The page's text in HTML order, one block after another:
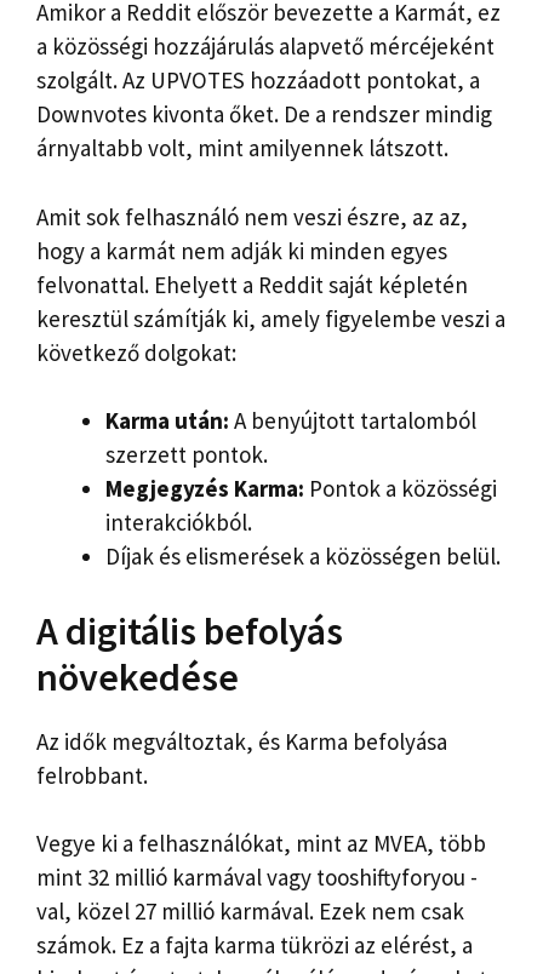
Amikor a Reddit először bevezette a Karmát, ez
a közösségi hozzájárulás alapvető mércéjeként
szolgált. Az UPVOTES hozzáadott pontokat, a
Downvotes kivonta őket. De a rendszer mindig
árnyaltabb volt, mint amilyennek látszott.
Amit sok felhasználó nem veszi észre, az az,
hogy a karmát nem adják ki minden egyes
felvonattal. Ehelyett a Reddit saját képletén
keresztül számítják ki, amely figyelembe veszi a
következő dolgokat:
Karma után: A benyújtott tartalomból
szerzett pontok.
Megjegyzés Karma: Pontok a közösségi
interakciókból.
Díjak és elismerések a közösségen belül.
A digitális befolyás
növekedése
Az idők megváltoztak, és Karma befolyása
felrobbant.
Vegye ki a felhasználókat, mint az MVEA, több
mint 32 millió karmával vagy tooshiftyforyou -
val, közel 27 millió karmával. Ezek nem csak
számok. Ez a fajta karma tükrözi az elérést, a